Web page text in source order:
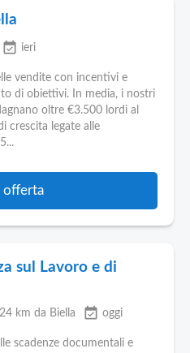
event_available ieri
vendite con incentivi e
di obiettivi. In media, i nostri
oltre €3.500 lordi al
crescita legate alle
offerta
sul Lavoro e di
km da Biella event_available oggi
scadenze documentali e